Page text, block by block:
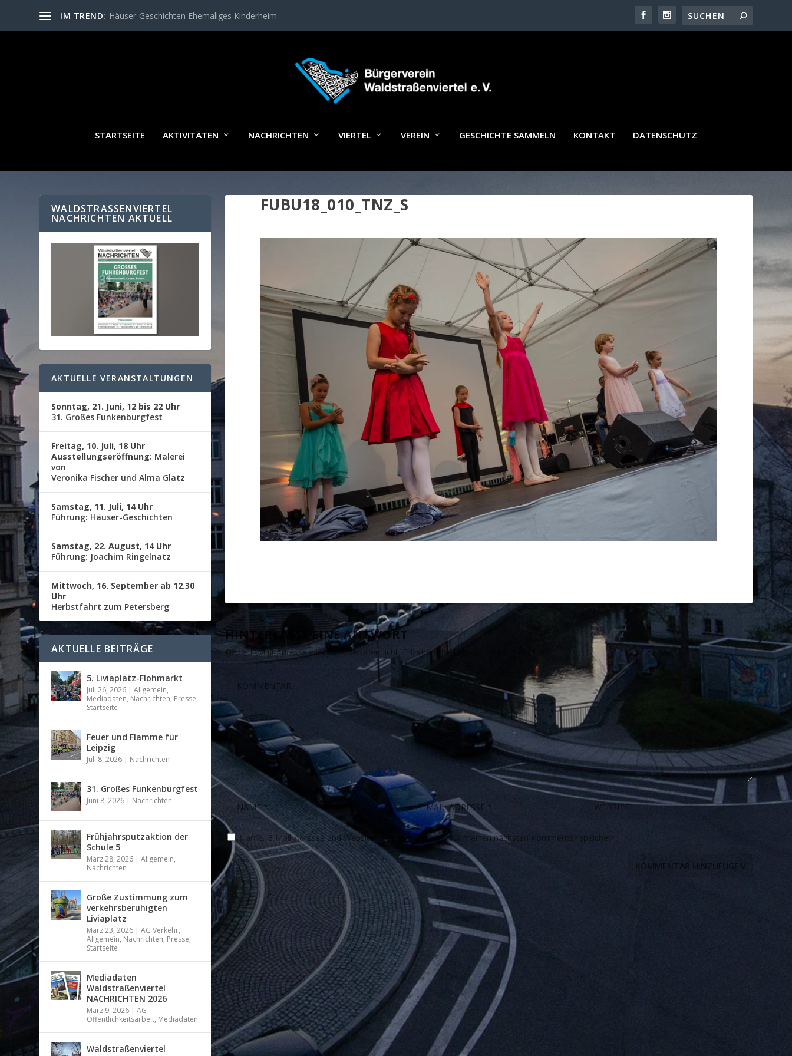
IM TREND: Häuser-Geschichten Ehemaliges Kinderheim
STARTSEITE AKTIVITÄTEN NACHRICHTEN VIERTEL VEREIN GESCHICHTE SAMMELN KONTAKT DATENSCHUTZ
FUBU18_010_TNZ_S
HINTERLASSE EINE ANTWORT
Deine E-Mail-Adresse wird nicht veröffentlicht. Erforderliche Felder sind mit
Name, E-Mail-Adresse und Website in diesem Browser für meinen nächsten Kommentar speichern.
WALDSTRASSENVIERTEL N
ACHRICHTEN AKTUELL
AKTUELLE VERANSTALTUNGEN
Sonntag, 21. Juni, 12 bis 22 Uhr
31. Großes Funkenburgfest
Freitag, 10. Juli, 18 Uhr
Ausstellungseröffnung: Malerei
von
Veronika Fischer und Alma Glatz
Samstag, 11. Juli, 14 Uhr
Führung: Häuser-Geschichten
Samstag, 22. August, 14 Uhr
Führung: Joachim Ringelnatz
Mittwoch, 16. September ab 12.30
Uhr
Herbstfahrt zum Petersberg
AKTUELLE BEITRÄGE
5. Liviaplatz-Flohmarkt
Juli 26, 2026 |Allgemein,
Mediadaten, Nachrichten, Presse,
Startseite
Feuer und Flamme für
Leipzig
Juli 8, 2026 | Nachrichten
31. Großes Funkenburgfest
Juni 8, 2026 | Nachrichten
Frühjahrsputzaktion der
Schule 5
März 28, 2026 |Allgemein,
Nachrichten
Große Zustimmung zum
verkehrsberuhigten
Liviaplatz
März 23, 2026 |AG Verkehr,
Allgemein, Nachrichten, Presse,
Startseite
Mediadaten
Waldstraßenviertel
NACHRICHTEN 2026
März 9, 2026 |AG
Öffentlichkeitsarbeit, Mediadaten
Waldstraßenviertel